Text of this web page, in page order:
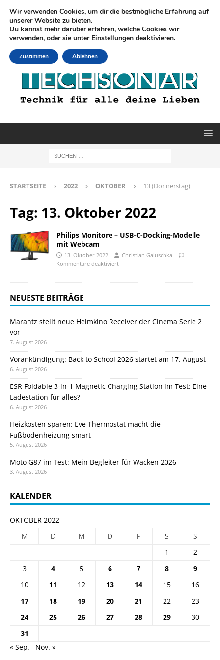
STARTSEITE 2022 OKTOBER 13 (Donnerstag)
Tag: 13. Oktober 2022
Philips Monitore – USB-C-Docking-Modelle
mit Webcam
13. Oktober 2022
Christian Galuschka
Kommentare deaktiviert
NEUESTE BEITRÄGE
Marantz stellt neue Heimkino Receiver der Cinema Serie 2
vor
7. August 2026
Vorankündigung: Back to School 2026 startet am 17. August
6. August 2026
ESR Foldable 3-in-1 Magnetic Charging Station im Test: Eine
Ladestation für alles?
6. August 2026
Heizkosten sparen: Eve Thermostat macht die
Fußbodenheizung smart
5. August 2026
Moto G87 im Test: Mein Begleiter für Wacken 2026
3. August 2026
KALENDER
OKTOBER 2022
M
D M D F S
S
1
2
3
4 5 6 7 8
9
10
11 12 13 14 15
16
17
18 19 20 21 22
23
24
25 26 27 28 29
30
31
« Sep.
Nov. »
Wir verwenden Cookies, um dir die bestmögliche Erfahrung auf
unserer Website zu bieten.
Du kannst mehr darüber erfahren, welche Cookies wir
verwenden, oder sie unter Einstellungen deaktivieren.
Zustimmen Ablehnen